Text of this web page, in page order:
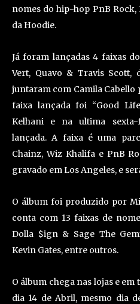
nomes do hip-hop PnB
da Hoodie.
Já foram lançadas 4 faixas
Vert, Quavo & Travis Scott,
juntaram com Camila Cabello
faixa lançada foi “Good
Kelhani e na ultima sexta-
lançada. A faixa é uma
Chainz, Wiz Khalifa e PnB
gravado em Los Angeles, e
O álbum foi produzido por
conta com 13 faixas de
Dolla $ign & Sage The
Kevin Gates, entre outros.
O álbum chega nas lojas e
dia 14 de Abril, mesmo dia